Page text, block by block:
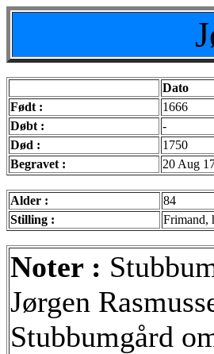
Dato
Født :
1666
Døbt :
-
Død :
1750
Begravet :
20 Aug
Alder :
84
Stilling :
Frimand,
Noter :
Jørgen
Stubbumgård